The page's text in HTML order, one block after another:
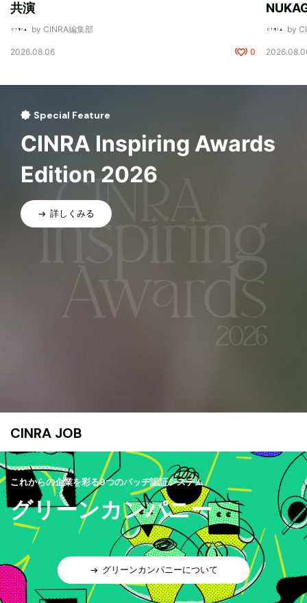
共演
by CINRA編集部
2026.08.06 0
by
Special Feature
CINRA Inspiring Awards
Edition 2026
詳しくみる
CINRA JOB
これからの企業を彩る9つのバッヂ認証システム
グリーンカンパニー
グリーンカンパニーについて